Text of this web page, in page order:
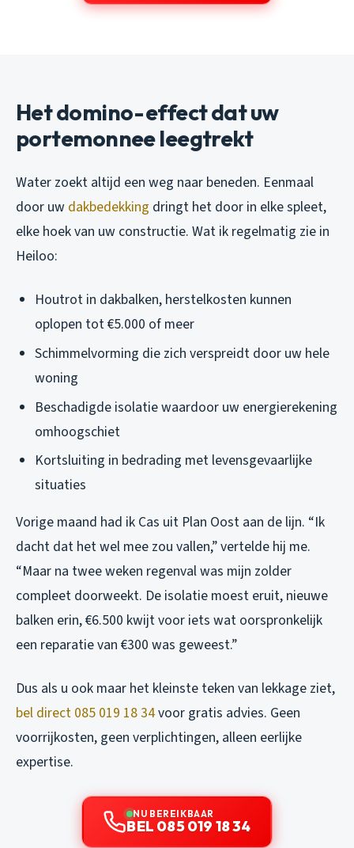
Het domino-effect dat uw
portemonnee leegtrekt
Water zoekt altijd een weg naar beneden. Eenmaal
door uw dakbedekking dringt het door in elke spleet,
elke hoek van uw constructie. Wat ik regelmatig zie in
Heiloo:
Houtrot in dakbalken, herstelkosten kunnen
oplopen tot €5.000 of meer
Schimmelvorming die zich verspreidt door uw hele
woning
Beschadigde isolatie waardoor uw energierekening
omhoogschiet
Kortsluiting in bedrading met levensgevaarlijke
situaties
Vorige maand had ik Cas uit Plan Oost aan de lijn. “Ik
dacht dat het wel mee zou vallen,” vertelde hij me.
“Maar na twee weken regenval was mijn zolder
compleet doorweekt. De isolatie moest eruit, nieuwe
balken erin, €6.500 kwijt voor iets wat oorspronkelijk
een reparatie van €300 was geweest.”
Dus als u ook maar het kleinste teken van lekkage ziet,
bel direct 085 019 18 34voor gratis advies. Geen
voorrijkosten, geen verplichtingen, alleen eerlijke
expertise.
NU BEREIKBAAR
BEL 085 019 18 34